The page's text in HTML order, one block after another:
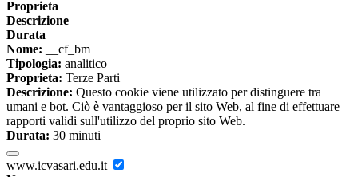
Proprieta
Descrizione
Durata
Nome: __cf_bm
Tipologia: analitico
Proprieta: Terze Parti
Descrizione: Questo cookie viene utilizzato per distinguere tra
umani e bot. Ciò è vantaggioso per il sito Web, al fine di effettuare
rapporti validi sull'utilizzo del proprio sito Web.
Durata: 30 minuti
www.icvasari.edu.it